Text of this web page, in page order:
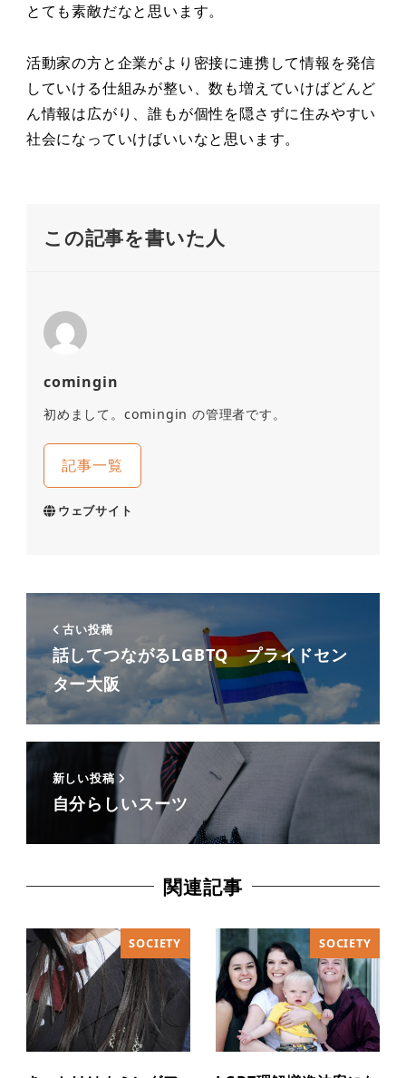
とても素敵だなと思います。
活動家の方と企業がより密接に連携して情報を発信
していける仕組みが整い、数も増えていけばどんど
ん情報は広がり、誰もが個性を隠さずに住みやすい
社会になっていけばいいなと思います。
この記事を書いた人
comingin
初めまして。comingin の管理者です。
記事一覧
ウェブサイト
古い投稿
話してつながるLGBTQ プライドセン
ター大阪
新しい投稿
自分らしいスーツ
関連記事
SOCIETY SOCIETY